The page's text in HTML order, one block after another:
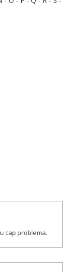
cap problema.